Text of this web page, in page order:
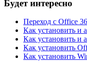
Будет интересно
Переход с Office
Как установить и
Как установить и
Как установить
Как установить